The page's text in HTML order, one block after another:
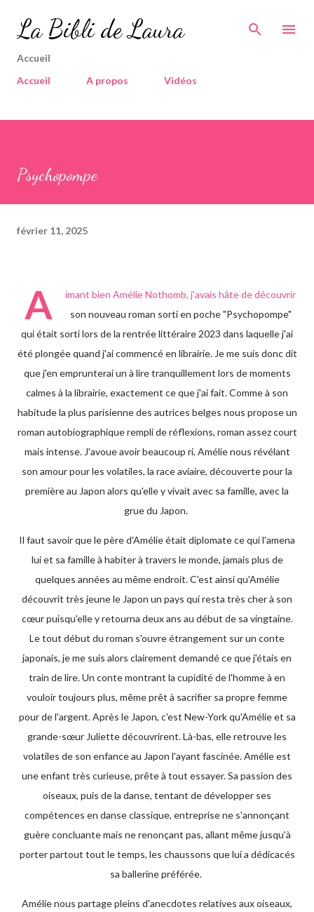
Accéder au contenu principal
La Bibli de Laura
Accueil
Accueil
A propos Vidéos
Psychopompe
février 11, 2025
A
imant bien Amélie Nothomb, j'avais hâte de découvrir
son nouveau roman sorti en poche "Psychopompe"
qui était sorti lors de la rentrée littéraire 2023 dans laquelle j'ai
été plongée quand j'ai commencé en librairie. Je me suis donc dit
que j'en emprunterai un à lire tranquillement lors de moments
calmes à la librairie, exactement ce que j'ai fait. Comme à son
habitude la plus parisienne des autrices belges nous propose un
roman autobiographique rempli de réflexions, roman assez court
mais intense. J'avoue avoir beaucoup ri, Amélie nous révélant
son amour pour les volatiles, la race aviaire, découverte pour la
première au Japon alors qu'elle y vivait avec sa famille, avec la
grue du Japon.
Il faut savoir que le père d'Amélie était diplomate ce qui l'amena
lui et sa famille à habiter à travers le monde, jamais plus de
quelques années au même endroit. C'est ainsi qu'Amélie
découvrit très jeune le Japon un pays qui resta très cher à son
cœur puisqu'elle y retourna deux ans au début de sa vingtaine.
Le tout début du roman s'ouvre étrangement sur un conte
japonais, je me suis alors clairement demandé ce que j'étais en
train de lire. Un conte montrant la cupidité de l'homme à en
vouloir toujours plus, même prêt à sacrifier sa propre femme
pour de l'argent. Après le Japon, c'est New-York qu'Amélie et sa
grande-sœur Juliette découvrirent. Là-bas, elle retrouve les
volatiles de son enfance au Japon l'ayant fascinée. Amélie est
une enfant très curieuse, prête à tout essayer. Sa passion des
oiseaux, puis de la danse, tentant de développer ses
compétences en danse classique, entreprise ne s'annonçant
guère concluante mais ne renonçant pas, allant même jusqu'à
porter partout tout le temps, les chaussons que lui a dédicacés
sa ballerine préférée.
Amélie nous partage pleins d'anecdotes relatives aux oiseaux,